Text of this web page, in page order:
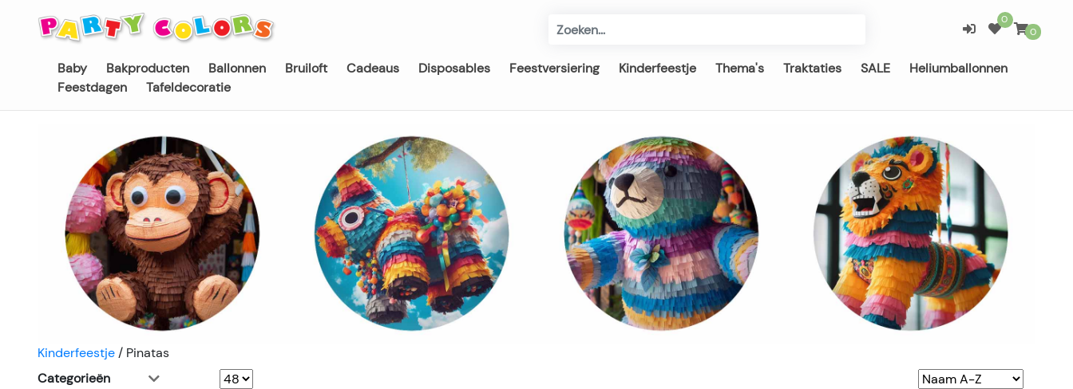
0
0
Baby Bakproducten Ballonnen Bruiloft Cadeaus Disposables Feestversiering Kinderfeestje Thema's Traktaties SALE
Heliumballonnen
Feestdagen
Tafeldecoratie
Kinderfeestje / Pinatas
Categorieën